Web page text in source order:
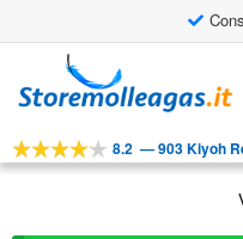
alla
al
STRUMENTI
8.2 —903 Kiyoh